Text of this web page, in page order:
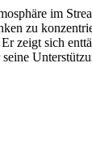
im
zu
zeigt sich